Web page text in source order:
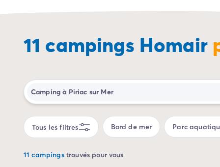
Camping Picardie
Camping Paris
Camping Languedoc-Roussillon
Camping Narbonne
Camping Gard
Camping Hérault
Camping Cap D'Agde
Camping Marseillan-Plage
11 campings Homair
Fenêtre de dialogue fermée
Tous les filtres Bord de mer Parc
11 campingstrouvés pour vous